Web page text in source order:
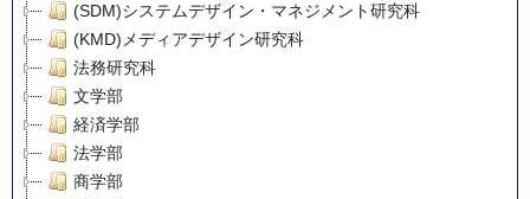
(SDM)システムデザイン・マネジメント研究科
(KMD)メディアデザイン研究科
法務研究科
文学部
経済学部
法学部
商学部